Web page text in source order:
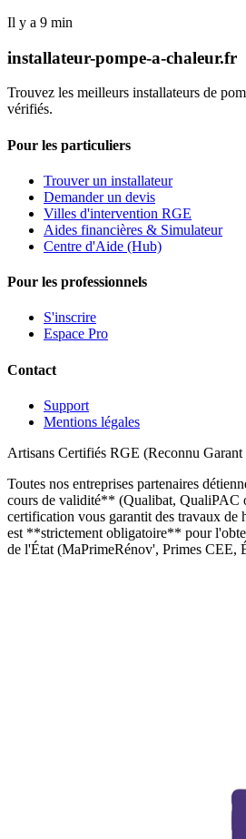
Il y a 9 min
installateur-pompe-a-chaleur.fr
Trouvez les meilleurs installateurs de
vérifiés.
Pour les particuliers
Trouver un installateur
Demander un devis
Villes d'intervention RGE
Aides financières & Simulateur
Centre d'Aide (Hub)
Pour les professionnels
S'inscrire
Espace Pro
Contact
Support
Mentions légales
Artisans Certifiés RGE (Reconnu
Toutes nos entreprises partenaires
cours de validité** (Qualibat, QualiPAC
certification vous garantit des travaux de
est **strictement obligatoire** pour
de l'État (MaPrimeRénov', Primes CEE,